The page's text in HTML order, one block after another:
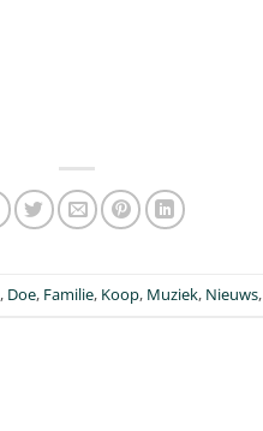
, Doe, Familie, Koop, Muziek, Nieuws,